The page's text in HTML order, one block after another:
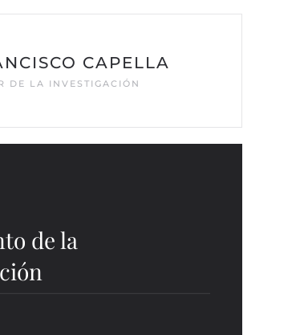
CAPELLA
DE LA INVESTIGACIÓN
de la